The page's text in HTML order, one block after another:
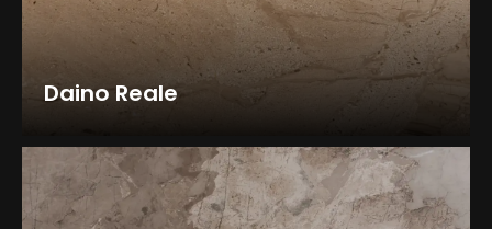
Daino Reale